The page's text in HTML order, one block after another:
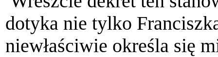
dotyka nie tylko
niewłaściwie określa się